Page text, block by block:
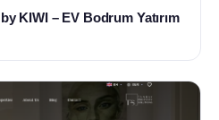
KIWI – EV Bodrum Yatırım